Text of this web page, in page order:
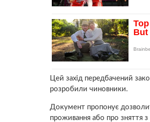
Цей захід передбачений
розробили чиновники.
Документ пропонує
проживання або про зняття